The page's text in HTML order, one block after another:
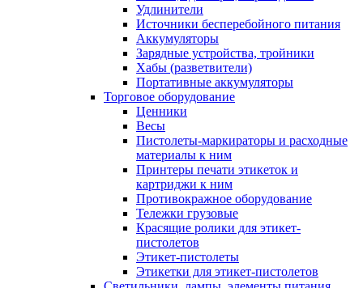
Удлинители
Источники бесперебойного питания
Аккумуляторы
Зарядные устройства, тройники
Хабы (разветвители)
Портативные аккумуляторы
Торговое оборудование
Ценники
Весы
Пистолеты-маркираторы и расходные
материалы к ним
Принтеры печати этикеток и
картриджи к ним
Противокражное оборудование
Тележки грузовые
Красящие ролики для этикет-
пистолетов
Этикет-пистолеты
Этикетки для этикет-пистолетов